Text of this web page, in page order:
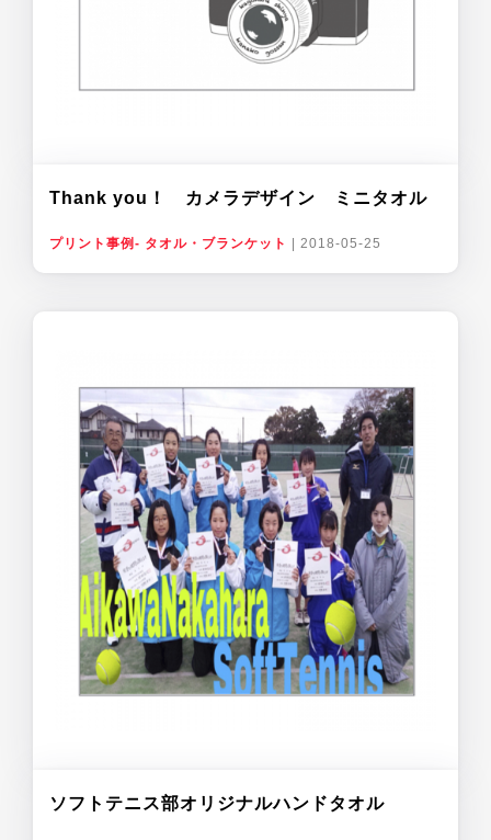
Thank you！ カメラデザイン ミニタオル
プリント事例- タオル・ブランケット 2018-05-25
ソフトテニス部オリジナルハンドタオル